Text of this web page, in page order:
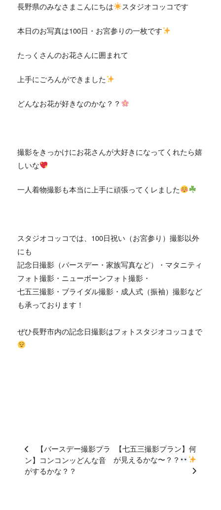
長野県のみなさまこんにちは スタジオコッコです
本日のお写真は100日・お宮参りの一枚です
たっくさんのお花さんに囲まれて
上手にごろんができました
どんなお花が好きなのかな？？
撮影をきっかけにお花さんが大好きになってくれたら嬉
しいな
一人着物撮影も本当に上手に頑張ってくレました
スタジオコッコでは、 100日祝い（お宮参り）撮影以外
にも
記念日撮影（バースデー・家族写真など）・マタニティ
フォト撮影・ニューボーンフォト撮影・
七五三撮影・ブライダル撮影・成人式（振袖）撮影など
も承っております！
ぜひ長野市内の記念日撮影はフォトスタジオコッコまで
【バースデー撮影プラ
ン】コンコンッどんな音
がするかな？？
【七五三撮影プラン】何
が見えるかな〜？？